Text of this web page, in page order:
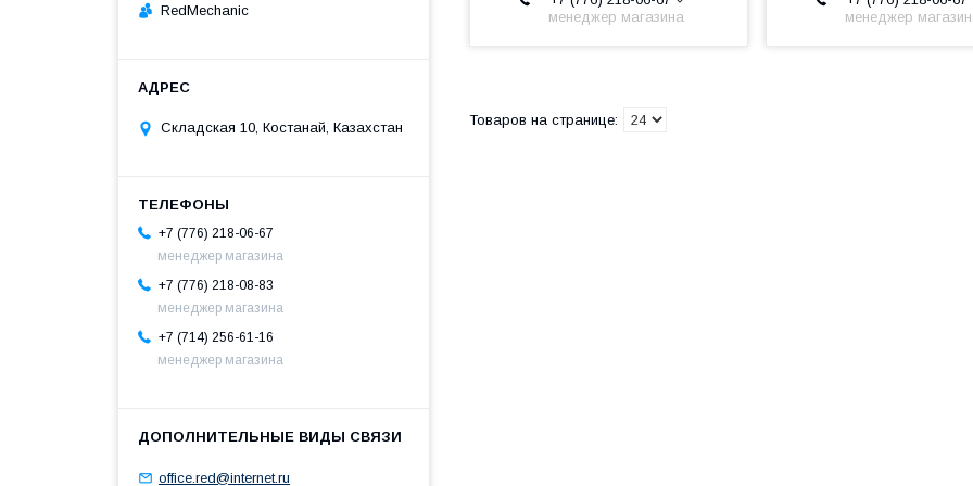
менеджер магазина
менеджер
RedMechanic
Складская 10, Костанай, Казахстан
+7 (776) 218-06-67
менеджер магазина
+7 (776) 218-08-83
менеджер магазина
+7 (714) 256-61-16
менеджер магазина
office.red@internet.ru